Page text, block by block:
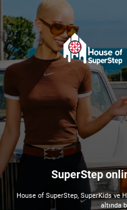
SuperStep
House of SuperStep, SuperKids ve
altında